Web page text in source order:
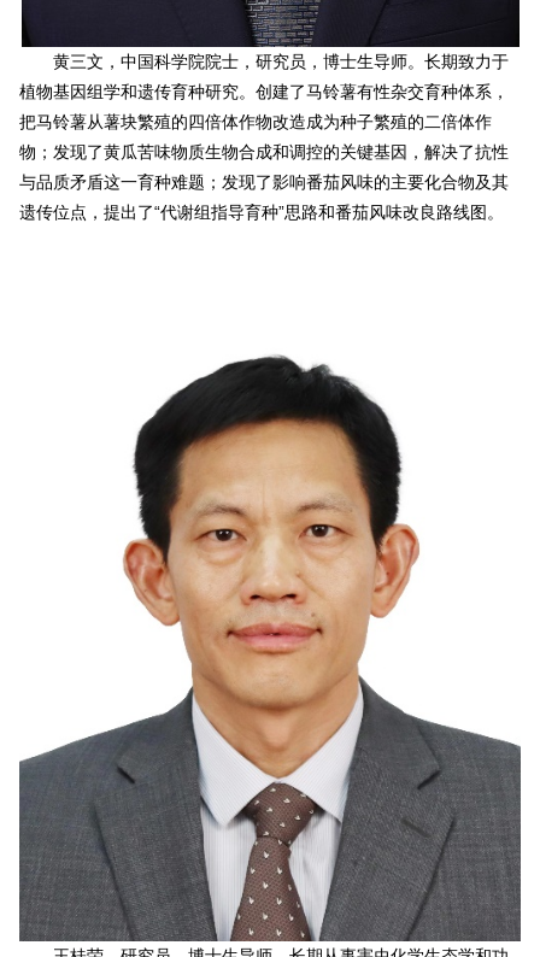
黄三文，中国科学院院士，研究员，博士生导师。长期致力于
植物基因组学和遗传育种研究。创建了马铃薯有性杂交育种体系，
把马铃薯从薯块繁殖的四倍体作物改造成为种子繁殖的二倍体作
物；发现了黄瓜苦味物质生物合成和调控的关键基因，解决了抗性
与品质矛盾这一育种难题；发现了影响番茄风味的主要化合物及其
遗传位点，提出了“代谢组指导育种”思路和番茄风味改良路线图。